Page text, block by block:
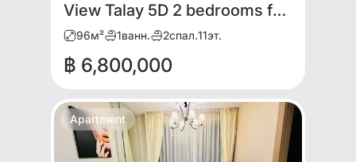
View Talay 5D 2 bedrooms for SALE
96м² 1ванн. 2спал.11эт.
฿ 6,800,000
Apartment